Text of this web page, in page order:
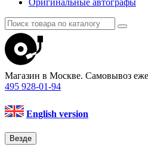
Оригинальные автографы
Магазин в Москве. Самовывоз
495 928-01-94
English version
Везде